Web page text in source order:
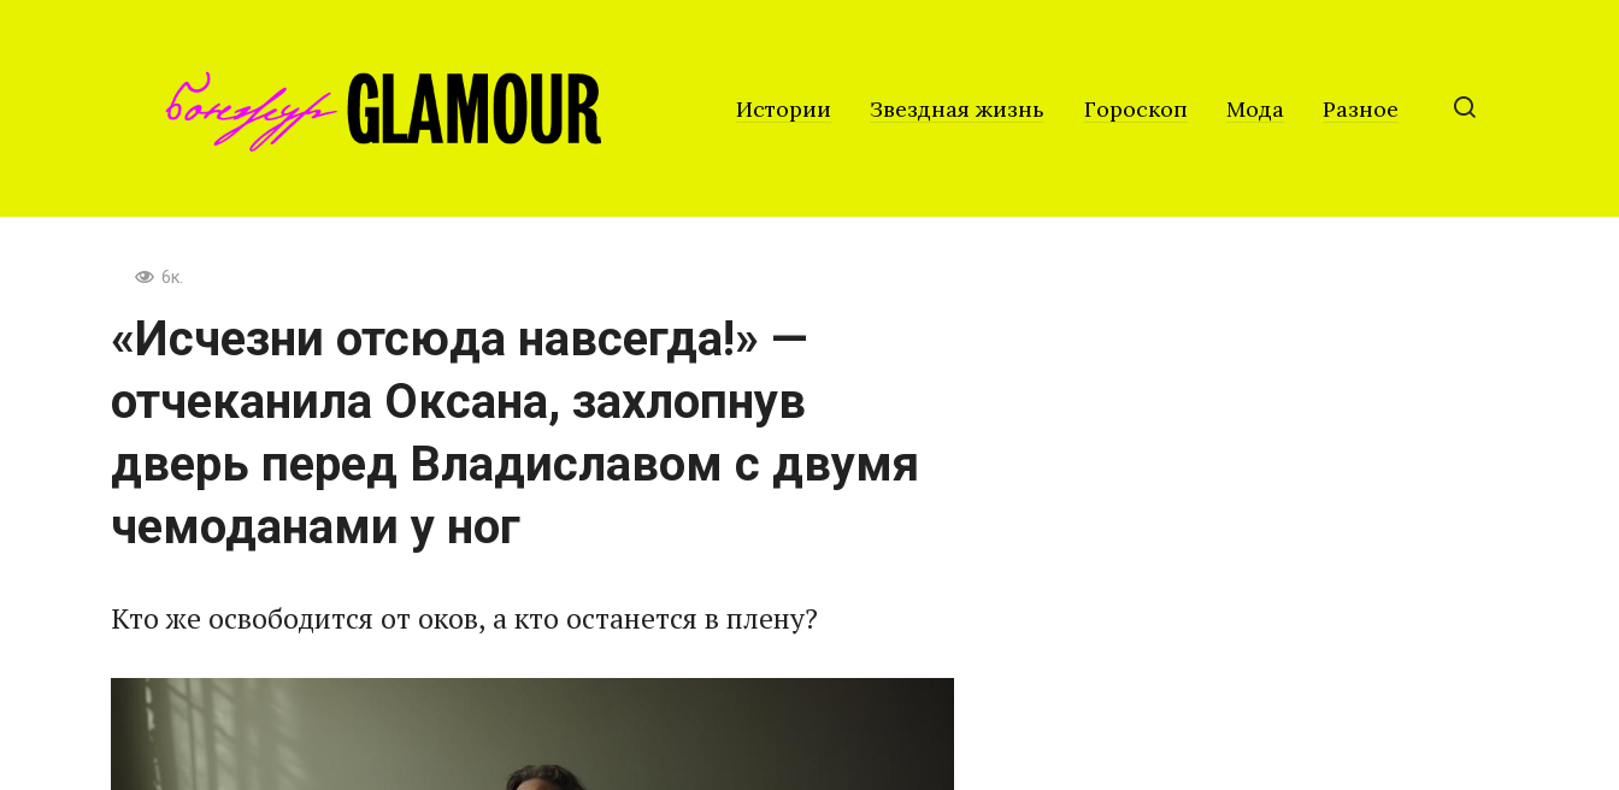
Истории Звездная жизнь Гороскоп Мода Разное
6к.
«Исчезни отсюда навсегда!» —
отчеканила Оксана, захлопнув
дверь перед Владиславом с двумя
чемоданами у ног
Кто же освободится от оков, а кто останется в плену?